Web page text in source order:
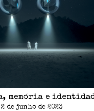
memória e
2 de junho de 2023